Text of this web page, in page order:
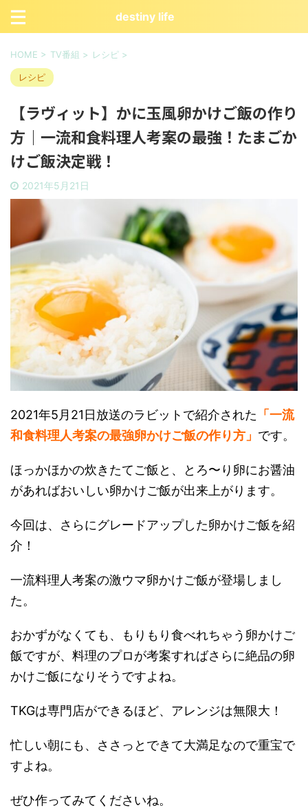
destiny life
HOME > TV番組 > レシピ >
レシピ
【ラヴィット】かに玉風卵かけご飯の作り
方｜一流和食料理人考案の最強！たまごか
けご飯決定戦！
2021年5月21日
2021年5月21日放送のラビットで紹介された 「一流
和食料理人考案の最強卵かけご飯の作り方」 です。
ほっかほかの炊きたてご飯と、とろ〜り卵にお醤油
があればおいしい卵かけご飯が出来上がります。
今回は、さらにグレードアップした卵かけご飯を紹
介！
一流料理人考案の激ウマ卵かけご飯が登場しまし
た。
おかずがなくても、もりもり食べれちゃう卵かけご
飯ですが、料理のプロが考案すればさらに絶品の卵
かけご飯になりそうですよね。
TKGは専門店ができるほど、アレンジは無限大！
忙しい朝にも、ささっとできて大満足なので重宝で
すよね。
ぜひ作ってみてくださいね。